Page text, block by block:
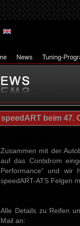
speedART beim 47.
Zusammen mit der
auf das Contidrom
Performance“ und wir
speedART-ATS Felgen
Alle Details zu Reifen
Mail an: